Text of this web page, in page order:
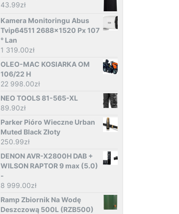
43.99zł
Kamera Monitoringu Abus
Tvip64511 2688x1520 Px 107
° Lan
1 319.00zł
OLEO-MAC KOSIARKA OM
106/22 H
22 998.00zł
NEO TOOLS 81-565-XL
89.90zł
Parker Pióro Wieczne Urban
Muted Black Złoty
250.99zł
DENON AVR-X2800H DAB +
WILSON RAPTOR 9 max (5.0)
-
8 999.00zł
Ramp Zbiornik Na Wodę
Deszczową 500L (RZB500)